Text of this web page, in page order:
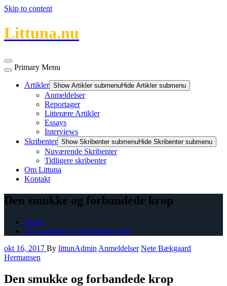
Skip to content
Littuna.nu
Primary Menu
Artikler Show Artikler submenuHide Artikler submenu
Anmeldelser
Reportager
Litterære Artikler
Essays
Interviews
Skribenter Show Skribenter submenuHide Skribenter submenu
Nuværende Skribenter
Tidligere skribenter
Om Littuna
Kontakt
Den smukke og forbandede krop
Home
Den smukke og forbandede krop
okt 16, 2017 By littunAdmin Anmeldelser Nete Bækgaard
Hermansen
Den smukke og forbandede krop